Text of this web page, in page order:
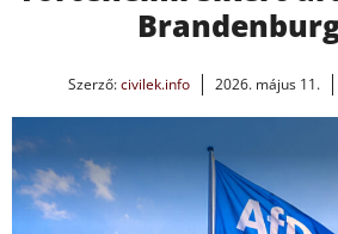
Szerző:civilek.info 2026. május 11.